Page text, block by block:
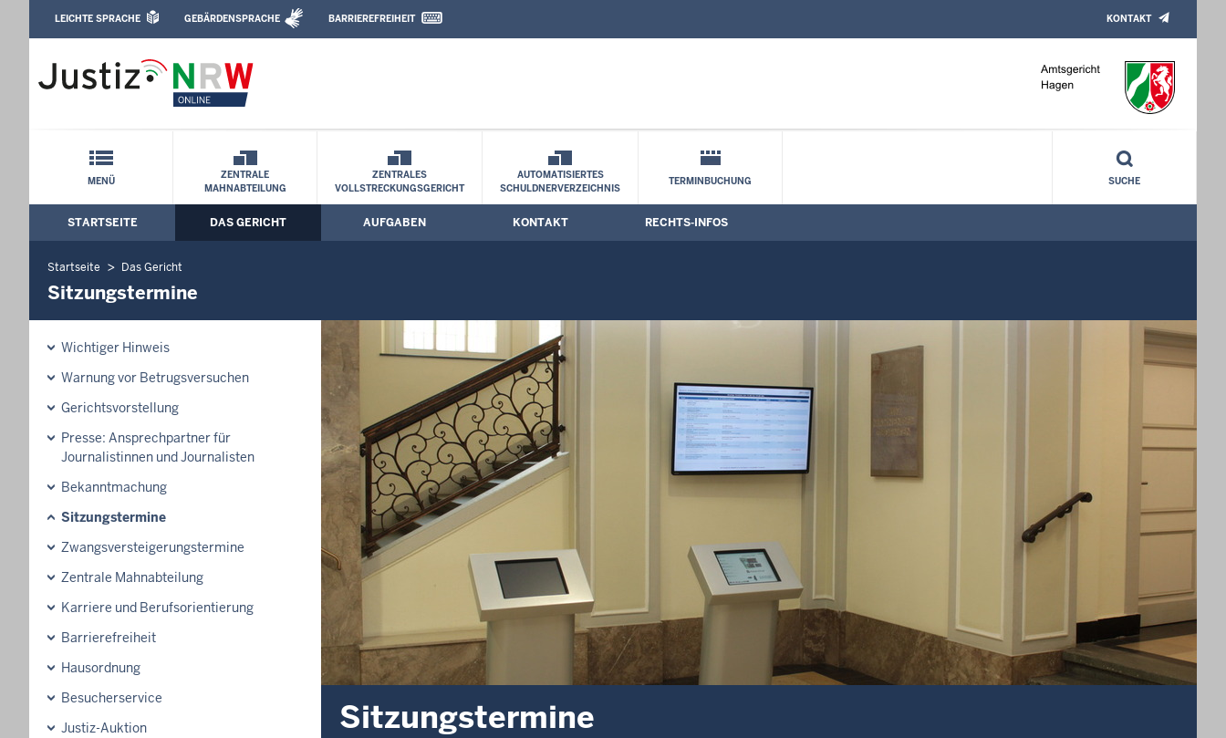
Amtsgericht Hagen: Sitzungstermine
Leichte Sprache, Gebärdensprachenvideo und Kontaktformular
LEICHTE SPRACHE GEBÄRDENSPRACHE BARRIEREFREIHEIT KONTAKT
Schnellnavigation mit Volltext-Suche
MENÜ
ZENTRALE
MAHNABTEILUNG
ZENTRALES
VOLLSTRECKUNGSGERICHT
AUTOMATISIERTES
SCHULDNERVERZEICHNIS
TERMINBUCHUNG SUCHE
Hauptmenü: Hauptnavigation
STARTSEITE DAS GERICHT AUFGABEN KONTAKT RECHTS-INFOS
Startseite Das Gericht
Sitzungstermine
Wichtiger Hinweis
Warnung vor Betrugsversuchen
Gerichtsvorstellung
Presse: Ansprechpartner für
Journalistinnen und Journalisten
Bekanntmachung
Sitzungstermine
Zwangsversteigerungs­termine
Zentrale Mahnabteilung
Karriere und Berufsorientierung
Barrierefreiheit
Hausordnung
Besucherservice
Justiz-Auktion
Sitzungstermine